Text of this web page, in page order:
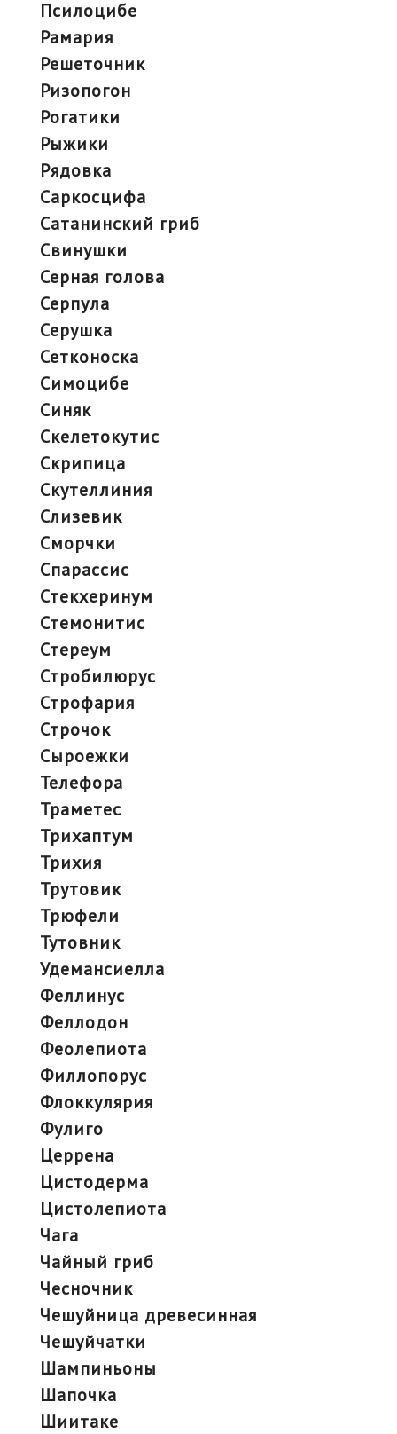
псилоцибе
рамария
решеточник
ризопогон
рогатики
рыжики
рядовка
саркосцифа
сатанинский гриб
свинушки
серная голова
серпула
серушка
сетконоска
симоцибе
синяк
скелетокутис
скрипица
скутеллиния
слизевик
сморчки
спарассис
стекхеринум
стемонитис
стереум
стробилюрус
строфария
строчок
сыроежки
телефора
траметес
трихаптум
трихия
трутовик
трюфели
тутовник
удемансиелла
феллинус
феллодон
феолепиота
филлопорус
флоккулярия
фулиго
церрена
цистодерма
цистолепиота
чага
чайный гриб
чесночник
чешуйница древесинная
чешуйчатки
шампиньоны
шапочка
шиитаке